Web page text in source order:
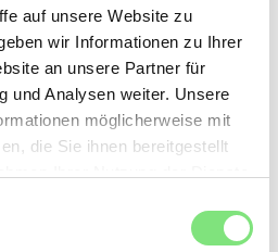
auf unsere Website zu
wir Informationen zu Ihrer
an unsere Partner für
und Analysen weiter. Unsere
möglicherweise mit
die Sie ihnen bereitgestellt
heutzutage sehr gefragt
maßgeblich zu
in
Analytics & Business
sind.